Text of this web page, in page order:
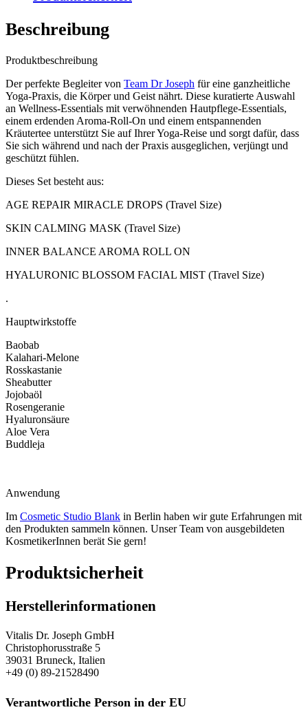
Beschreibung
Produktbeschreibung
Der perfekte Begleiter von Team Dr Joseph für eine ganzheitliche
Yoga-Praxis, die Körper und Geist nährt. Diese kuratierte Auswahl
an Wellness-Essentials mit verwöhnenden Hautpflege-Essentials,
einem erdenden Aroma-Roll-On und einem entspannenden
Kräutertee unterstützt Sie auf Ihrer Yoga-Reise und sorgt dafür, dass
Sie sich während und nach der Praxis ausgeglichen, verjüngt und
geschützt fühlen.
Dieses Set besteht aus:
AGE REPAIR MIRACLE DROPS (Travel Size)
SKIN CALMING MASK (Travel Size)
INNER BALANCE AROMA ROLL ON
HYALURONIC BLOSSOM FACIAL MIST (Travel Size)
.
Hauptwirkstoffe
Baobab
Kalahari-Melone
Rosskastanie
Sheabutter
Jojobaöl
Rosengeranie
Hyaluronsäure
Aloe Vera
Buddleja
Anwendung
Im Cosmetic Studio Blank in Berlin haben wir gute Erfahrungen mit
den Produkten sammeln können. Unser Team von ausgebildeten
KosmetikerInnen berät Sie gern!
Produktsicherheit
Herstellerinformationen
Vitalis Dr. Joseph GmbH
Christophorusstraße 5
39031 Bruneck, Italien
+49 (0) 89-21528490
Verantwortliche Person in der EU